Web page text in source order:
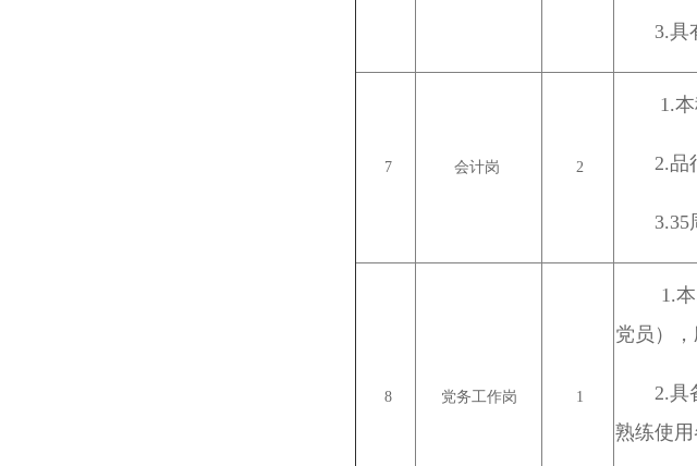
3.具
7 会计岗 2
1.
2.品
3.35
8 党务工作岗 1
1.
党员）
2.具
熟练使